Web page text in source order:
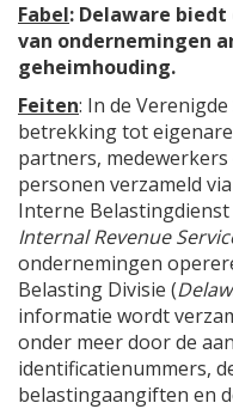
Fabel: Delaware
van ondernemingen
geheimhouding.
Feiten: In de
betrekking tot
partners,
personen verzameld
Interne Belastingdienst
Internal Revenue
ondernemingen
Belasting Divisie (
informatie wordt
onder meer door de
identificatienummers,
belastingaangiften en